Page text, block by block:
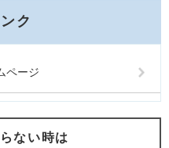
ク
ページ
ない時は